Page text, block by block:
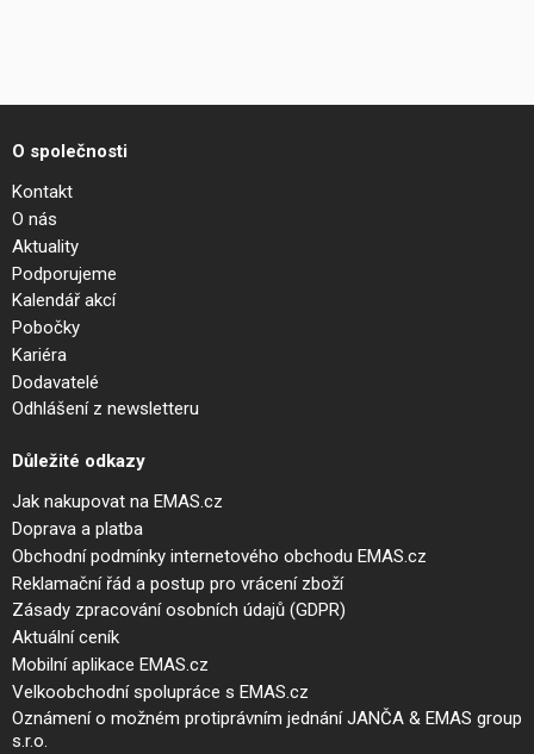
O společnosti
Kontakt
O nás
Aktuality
Podporujeme
Kalendář akcí
Pobočky
Kariéra
Dodavatelé
Odhlášení z newsletteru
Důležité odkazy
Jak nakupovat na EMAS.cz
Doprava a platba
Obchodní podmínky internetového obchodu EMAS.cz
Reklamační řád a postup pro vrácení zboží
Zásady zpracování osobních údajů (GDPR)
Aktuální ceník
Mobilní aplikace EMAS.cz
Velkoobchodní spolupráce s EMAS.cz
Oznámení o možném protiprávním jednání JANČA & EMAS group
s.r.o.